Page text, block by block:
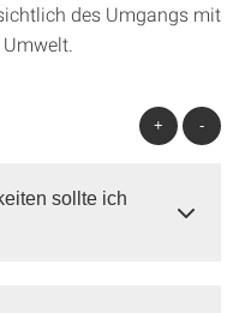
des Umgangs mit
+ -
sollte ich